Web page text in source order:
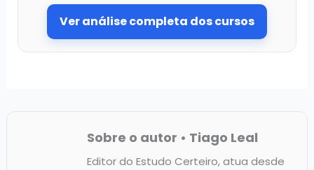
Ver análise completa dos cursos
Sobre o autor • Tiago Leal
Editor do Estudo Certeiro, atua desde